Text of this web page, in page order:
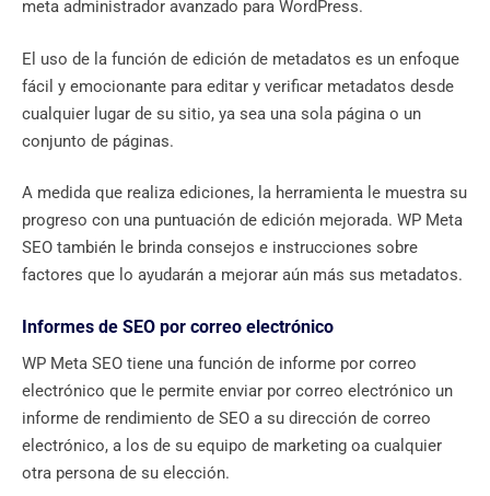
meta administrador avanzado para WordPress.
El uso de la función de edición de metadatos es un enfoque
fácil y emocionante para editar y verificar metadatos desde
cualquier lugar de su sitio, ya sea una sola página o un
conjunto de páginas.
A medida que realiza ediciones, la herramienta le muestra su
progreso con una puntuación de edición mejorada. WP Meta
SEO también le brinda consejos e instrucciones sobre
factores que lo ayudarán a mejorar aún más sus metadatos.
Informes de SEO por correo electrónico
WP Meta SEO tiene una función de informe por correo
electrónico que le permite enviar por correo electrónico un
informe de rendimiento de SEO a su dirección de correo
electrónico, a los de su equipo de marketing oa cualquier
otra persona de su elección.